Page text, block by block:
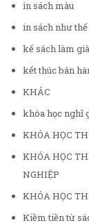
in sách màu
in sách như thế
kế sách làm
kết thúc bán
KHÁC
khóa học nghĩ
KHÓA HỌC
KHÓA HỌC
NGHIỆP
KHÓA HỌC
Kiềm tiền từ